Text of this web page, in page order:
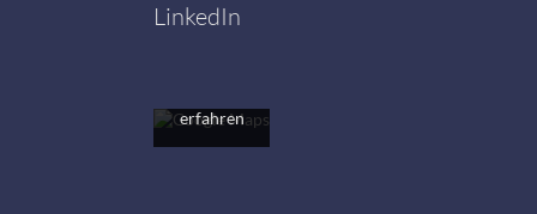
LinkedIn
Sie die
erfahren